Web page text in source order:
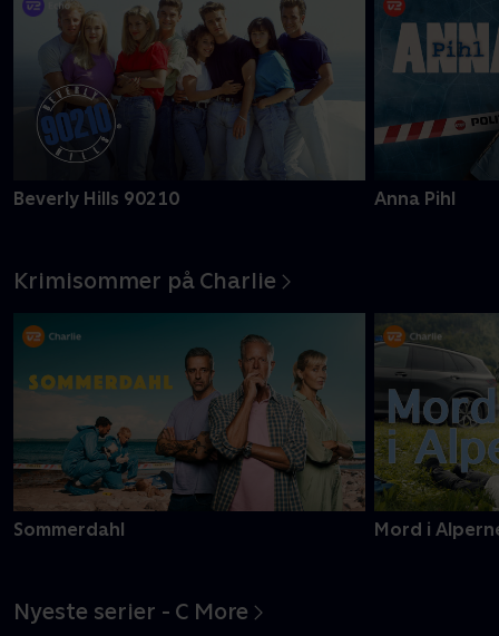
Beverly Hills 90210 Anna Pihl
Krimisommer på Charlie
Sommerdahl Mord i
Nyeste serier - C More